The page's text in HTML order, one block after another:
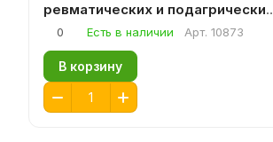
ревматических и подагрических
болях. антипаразит. 60 кап
0 Есть в наличии Арт. 10873
В корзину